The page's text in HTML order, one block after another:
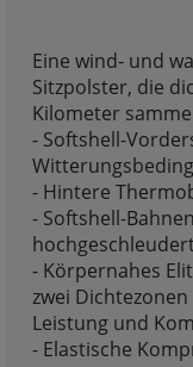
Eine wind- und
Sitzpolster, die
Kilometer
- Softshell-
- Hintere
- Softshell-
- Körpernahes
zwei
Leistung und
- Elastische